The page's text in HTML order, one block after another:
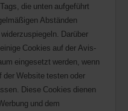
die unten aufgeführt
Abständen
Darüber
Cookies auf der Avis-
eingesetzt werden, wenn
Website testen oder
Diese Cookies dienen
und dem